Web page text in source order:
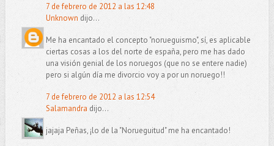
7 de febrero de 2012 a las 12:48
Unknown dijo...
Me ha encantado el concepto "norueguismo", sí, es aplicable
ciertas cosas a los del norte de españa, pero me has dado
una visión genial de los noruegos (que no se entere nadie)
pero si algún día me divorcio voy a por un noruego!!
7 de febrero de 2012 a las 12:54
Salamandra dijo...
jajaja Peñas, ¡lo de la "Norueguitud" me ha encantado!